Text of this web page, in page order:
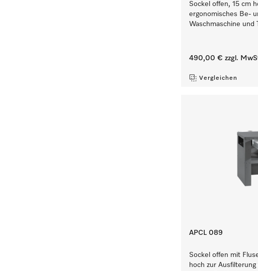
Sockel offen, 15 cm
ergonomisches Be-
Waschmaschine und
490,00 € zzgl.
Vergleichen
APCL 089
Sockel offen mit
hoch zur